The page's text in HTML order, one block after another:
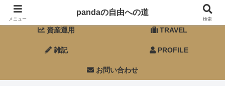
資産運用 TRAVEL
雑記 PROFILE
お問い合わせ
メニュー
pandaの自由への道
検索